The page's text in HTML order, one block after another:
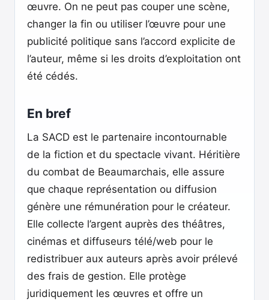
œuvre. On ne peut pas couper une scène,
changer la fin ou utiliser l’œuvre pour une
publicité politique sans l’accord explicite de
l’auteur, même si les droits d’exploitation ont
été cédés.
En bref
La SACD est le partenaire incontournable
de la fiction et du spectacle vivant. Héritière
du combat de Beaumarchais, elle assure
que chaque représentation ou diffusion
génère une rémunération pour le créateur.
Elle collecte l’argent auprès des théâtres,
cinémas et diffuseurs télé/web pour le
redistribuer aux auteurs après avoir prélevé
des frais de gestion. Elle protège
juridiquement les œuvres et offre un